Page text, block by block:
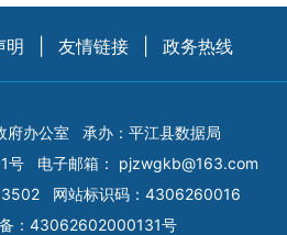
明 友情链接 政务热线
府办公室
承办：平江县数据局
号 电子邮箱： pjzwgkb@163.com
网站标识码：4306260016
：43062602000131号